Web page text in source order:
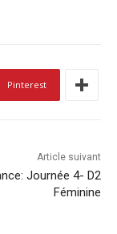
Pinterest
Article suivant
Journée 4- D2
Féminine